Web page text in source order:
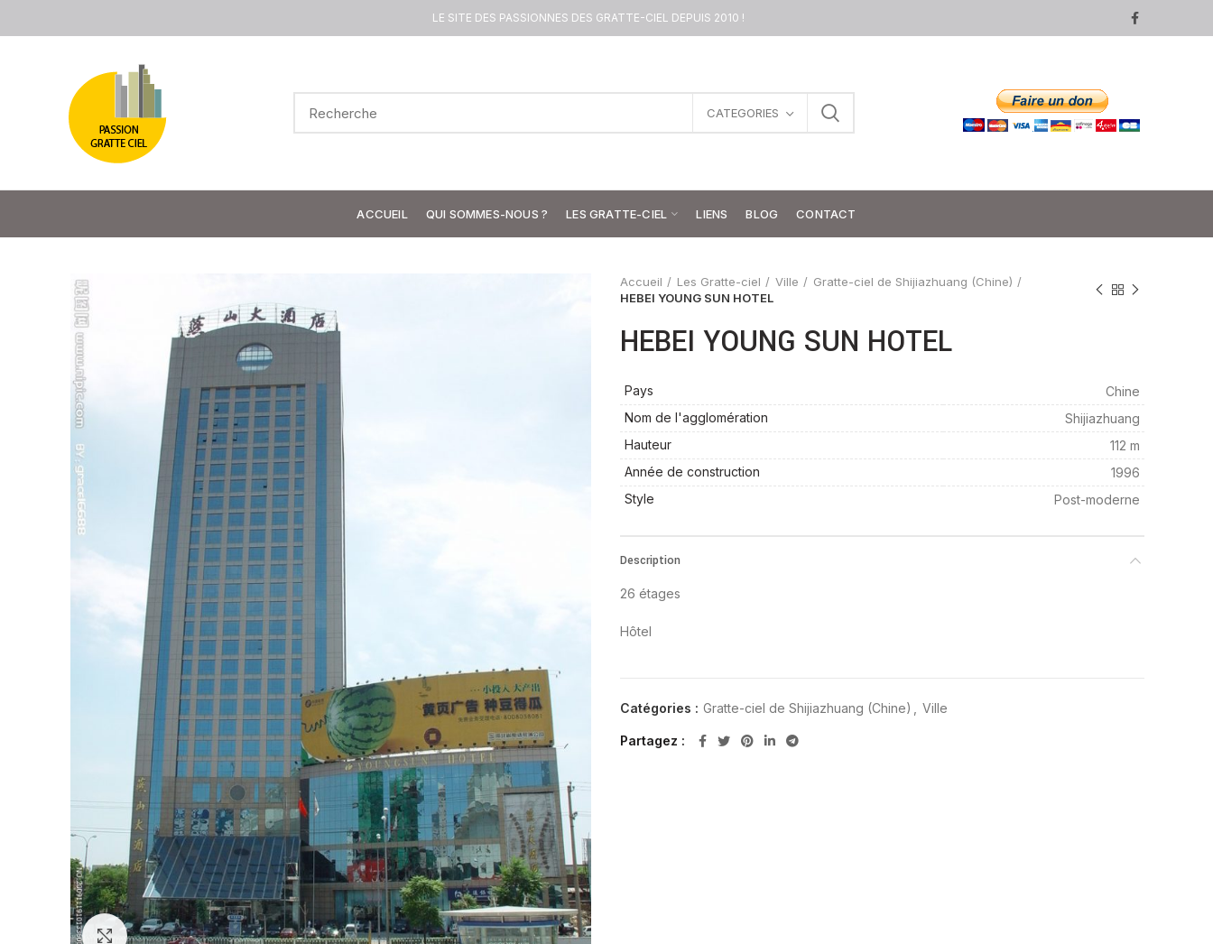
LE SITE DES PASSIONNES DES GRATTE-CIEL DEPUIS 2010 !
CATEGORIES
ACCUEIL QUI SOMMES-NOUS ? LES GRATTE-CIEL LIENS BLOG CONTACT
Zoom
Accueil Les Gratte-ciel Ville
Gratte-ciel de Shijiazhuang (Chine)
HEBEI YOUNG SUN HOTEL
HEBEI YOUNG SUN HOTEL
Pays
Chine
Nom de l'agglomération
Shijiazhuang
Hauteur
112 m
Année de construction
1996
Style
Post-moderne
Description
26 étages
Hôtel
Catégories : Gratte-ciel de Shijiazhuang (Chine) Ville
Partagez